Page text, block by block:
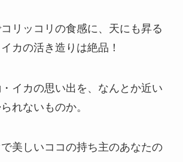
リッコリの食感に、天にも昇る
カの活き造りは絶品！
イカの思い出を、なんとか近い
れないものか。
美しいココの持ち主のあなたの